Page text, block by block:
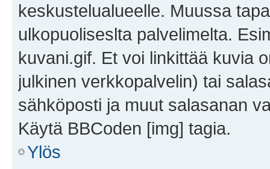
keskustelualueelle. Muussa
ulkopuoliseslta palvelimelta.
kuvani.gif. Et voi linkittää kuvia
julkinen verkkopalvelin) tai
sähköposti ja muut salasanan
Käytä BBCoden [img] tagia.
Ylös